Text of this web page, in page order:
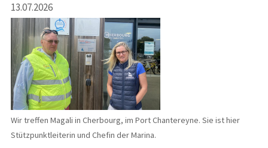
13.07.2026
Wir treffen Magali in Cherbourg, im Port Chantereyne. Sie ist hier
Stützpunktleiterin und Chefin der Marina.